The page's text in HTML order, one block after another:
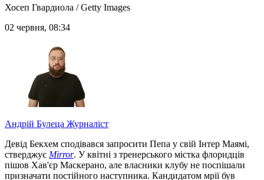
Хосеп Гвардиола / Getty Images
02 червня, 08:34
Андрій Булеца Журналіст
Девід Бекхем сподівався запросити Пепа у свій Інтер Маямі,
стверджує Mirror. У квітні з тренерського містка флоридців
пішов Хав'єр Маскерано, але власники клубу не поспішали
призначати постійного наступника. Кандидатом мрії був